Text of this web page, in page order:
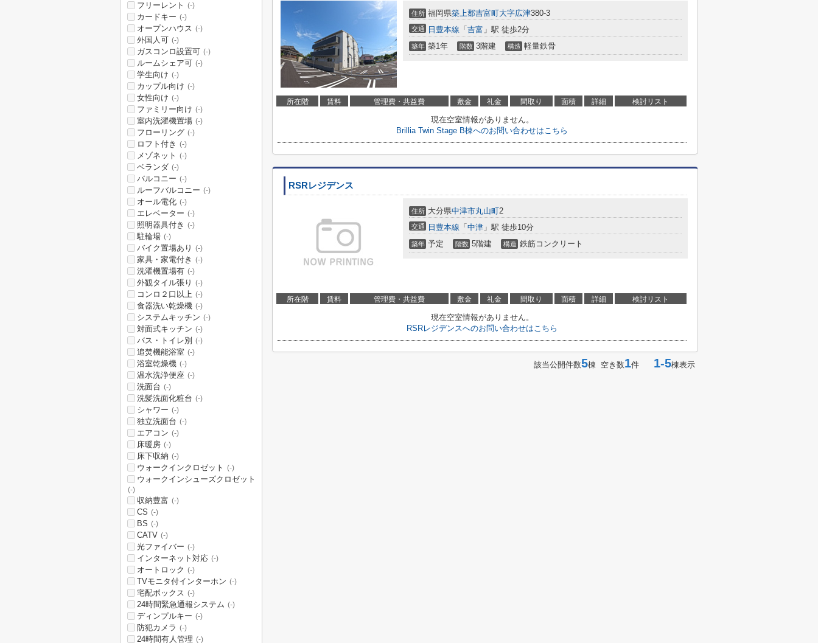
住所 福岡県築上郡吉富町大字広津380-3
交通 日豊本線 「 吉富 」駅 徒歩2分
築年 築1年 階数 3階建 構造 軽量鉄骨
所在階 賃料 管理費・共益費 敷金 礼金 間取り 面積 詳細 検討リスト
現在空室情報がありません。
Brillia Twin Stage B棟へのお問い合わせはこちら
RSRレジデンス
住所 大分県中津市丸山町2
交通 日豊本線 「 中津 」駅 徒歩10分
築年 予定 階数 5階建 構造 鉄筋コンクリート
所在階 賃料 管理費・共益費 敷金 礼金 間取り 面積 詳細 検討リスト
現在空室情報がありません。
RSRレジデンスへのお問い合わせはこちら
該当公開件数5棟 空き数1件 1-5棟表示
フリーレント (-)
カードキー (-)
オープンハウス (-)
外国人可 (-)
ガスコンロ設置可 (-)
ルームシェア可 (-)
学生向け (-)
カップル向け (-)
女性向け (-)
ファミリー向け (-)
室内洗濯機置場 (-)
フローリング (-)
ロフト付き (-)
メゾネット (-)
ベランダ (-)
バルコニー (-)
ルーフバルコニー (-)
オール電化 (-)
エレベーター (-)
照明器具付き (-)
駐輪場 (-)
バイク置場あり (-)
家具・家電付き (-)
洗濯機置場有 (-)
外観タイル張り (-)
コンロ２口以上 (-)
食器洗い乾燥機 (-)
システムキッチン (-)
対面式キッチン (-)
バス・トイレ別 (-)
追焚機能浴室 (-)
浴室乾燥機 (-)
温水洗浄便座 (-)
洗面台 (-)
洗髪洗面化粧台 (-)
シャワー (-)
独立洗面台 (-)
エアコン (-)
床暖房 (-)
床下収納 (-)
ウォークインクロゼット (-)
ウォークインシューズクロゼット
(-)
収納豊富 (-)
CS (-)
BS (-)
CATV (-)
光ファイバー (-)
インターネット対応 (-)
オートロック (-)
TVモニタ付インターホン (-)
宅配ボックス (-)
24時間緊急通報システム (-)
ディンプルキー (-)
防犯カメラ (-)
24時間有人管理 (-)